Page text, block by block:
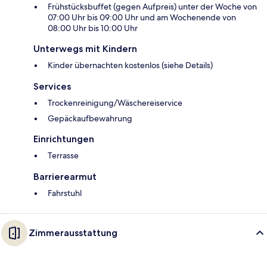
Frühstücksbuffet (gegen Aufpreis) unter der Woche von
07:00 Uhr bis 09:00 Uhr und am Wochenende von
08:00 Uhr bis 10:00 Uhr
Unterwegs mit Kindern
Kinder übernachten kostenlos (siehe Details)
Services
Trockenreinigung/Wäschereiservice
Gepäckaufbewahrung
Einrichtungen
Terrasse
Barrierearmut
Fahrstuhl
Zimmerausstattung